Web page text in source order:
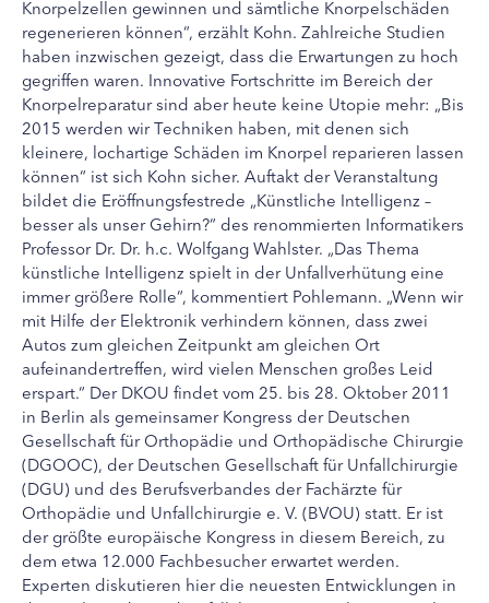
Knorpelzellen gewinnen und sämtliche Knorpelschäden
regenerieren können“, erzählt Kohn. Zahlreiche Studien
haben inzwischen gezeigt, dass die Erwartungen zu hoch
gegriffen waren. Innovative Fortschritte im Bereich der
Knorpelreparatur sind aber heute keine Utopie mehr: „Bis
2015 werden wir Techniken haben, mit denen sich
kleinere, lochartige Schäden im Knorpel reparieren lassen
können“ ist sich Kohn sicher. Auftakt der Veranstaltung
bildet die Eröffnungsfestrede „Künstliche Intelligenz –
besser als unser Gehirn?“ des renommierten Informatikers
Professor Dr. Dr. h.c. Wolfgang Wahlster. „Das Thema
künstliche Intelligenz spielt in der Unfallverhütung eine
immer größere Rolle“, kommentiert Pohlemann. „Wenn wir
mit Hilfe der Elektronik verhindern können, dass zwei
Autos zum gleichen Zeitpunkt am gleichen Ort
aufeinandertreffen, wird vielen Menschen großes Leid
erspart.“ Der DKOU findet vom 25. bis 28. Oktober 2011
in Berlin als gemeinsamer Kongress der Deutschen
Gesellschaft für Orthopädie und Orthopädische Chirurgie
(DGOOC), der Deutschen Gesellschaft für Unfallchirurgie
(DGU) und des Berufsverbandes der Fachärzte für
Orthopädie und Unfallchirurgie e. V. (BVOU) statt. Er ist
der größte europäische Kongress in diesem Bereich, zu
dem etwa 12.000 Fachbesucher erwartet werden.
Experten diskutieren hier die neuesten Entwicklungen in